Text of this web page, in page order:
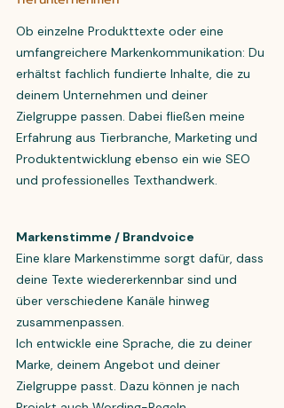
Ob einzelne Produkttexte oder eine
umfangreichere Markenkommunikation: Du
erhältst fachlich fundierte Inhalte, die zu
deinem Unternehmen und deiner
Zielgruppe passen. Dabei fließen meine
Erfahrung aus Tierbranche, Marketing und
Produktentwicklung ebenso ein wie SEO
und professionelles Texthandwerk.
Markenstimme / Brandvoice
Eine klare Markenstimme sorgt dafür, dass
deine Texte wiedererkennbar sind und
über verschiedene Kanäle hinweg
zusammenpassen.
Ich entwickle eine Sprache, die zu deiner
Marke, deinem Angebot und deiner
Zielgruppe passt. Dazu können je nach